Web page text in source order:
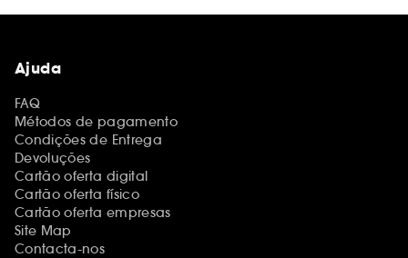
Ajuda
FAQ
Métodos de pagamento
Condições de Entrega
Devoluções
Cartão oferta digital
Cartão oferta físico
Cartão oferta empresas
Site Map
Contacta-nos